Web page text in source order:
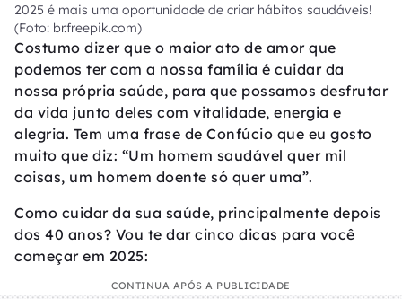
2025 é mais uma oportunidade de criar hábitos saudáveis!
(Foto: br.freepik.com)
Costumo dizer que o maior ato de amor que
podemos ter com a nossa família é cuidar da
nossa própria saúde, para que possamos desfrutar
da vida junto deles com vitalidade, energia e
alegria. Tem uma frase de Confúcio que eu gosto
muito que diz: “Um homem saudável quer mil
coisas, um homem doente só quer uma”.
Como cuidar da sua saúde, principalmente depois
dos 40 anos? Vou te dar cinco dicas para você
começar em 2025:
CONTINUA APÓS A PUBLICIDADE